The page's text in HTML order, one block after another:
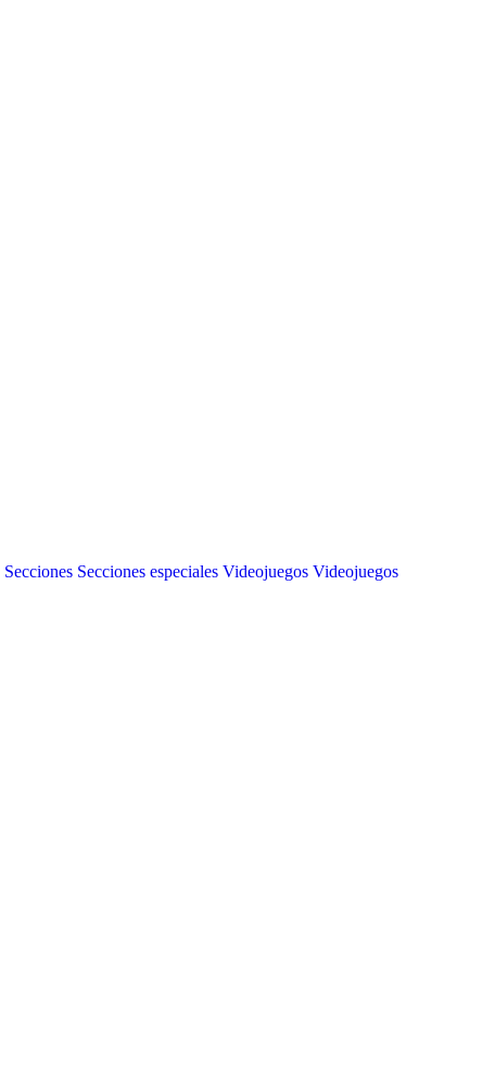
Secciones Secciones especiales Videojuegos Videojuegos